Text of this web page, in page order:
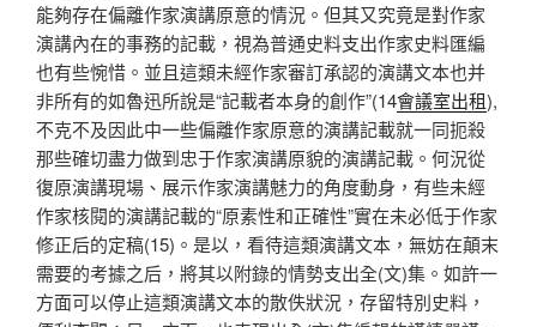
能夠存在偏離作家演講原意的情況。但其又究竟是對作家
演講內在的事務的記載，視為普通史料支出作家史料匯編
也有些惋惜。並且這類未經作家審訂承認的演講文本也并
非所有的如魯迅所說是“記載者本身的創作”(14會議室出租),
不克不及因此中一些偏離作家原意的演講記載就一同扼殺
那些確切盡力做到忠于作家演講原貌的演講記載。何況從
復原演講現場、展示作家演講魅力的角度動身，有些未經
作家核閱的演講記載的“原素性和正確性”實在未必低于作家
修正后的定稿(15)。是以，看待這類演講文本，無妨在顛末
需要的考據之后，將其以附錄的情勢支出全(文)集。如許一
方面可以停止這類演講文本的散佚狀況，存留特別史料，